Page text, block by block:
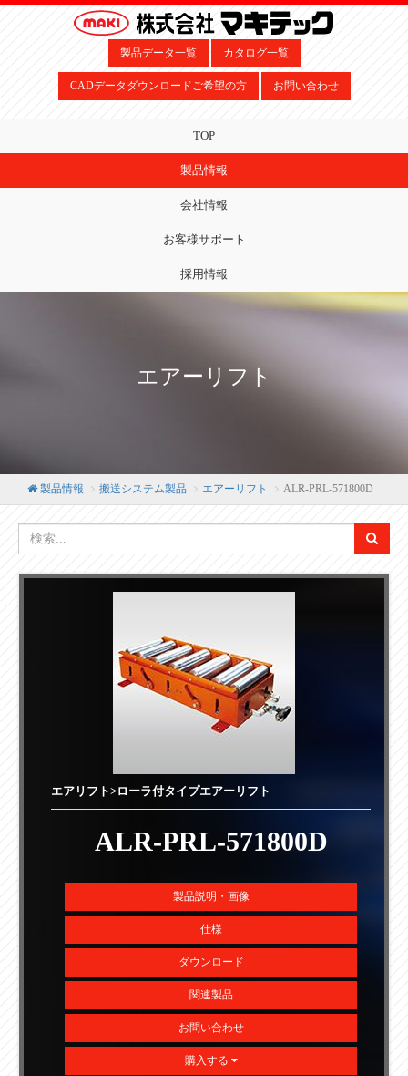
製品データ一覧 カタログ一覧
CADデータダウンロードご希望の方 お問い合わせ
TOP
製品情報
会社情報
お客様サポート
採用情報
エアーリフト
製品情報 搬送システム製品 エアーリフト ALR-PRL-571800D
エアリフト>ローラ付タイプエアーリフト
ALR-PRL-571800D
製品説明・画像
仕様
ダウンロード
関連製品
お問い合わせ
購入する